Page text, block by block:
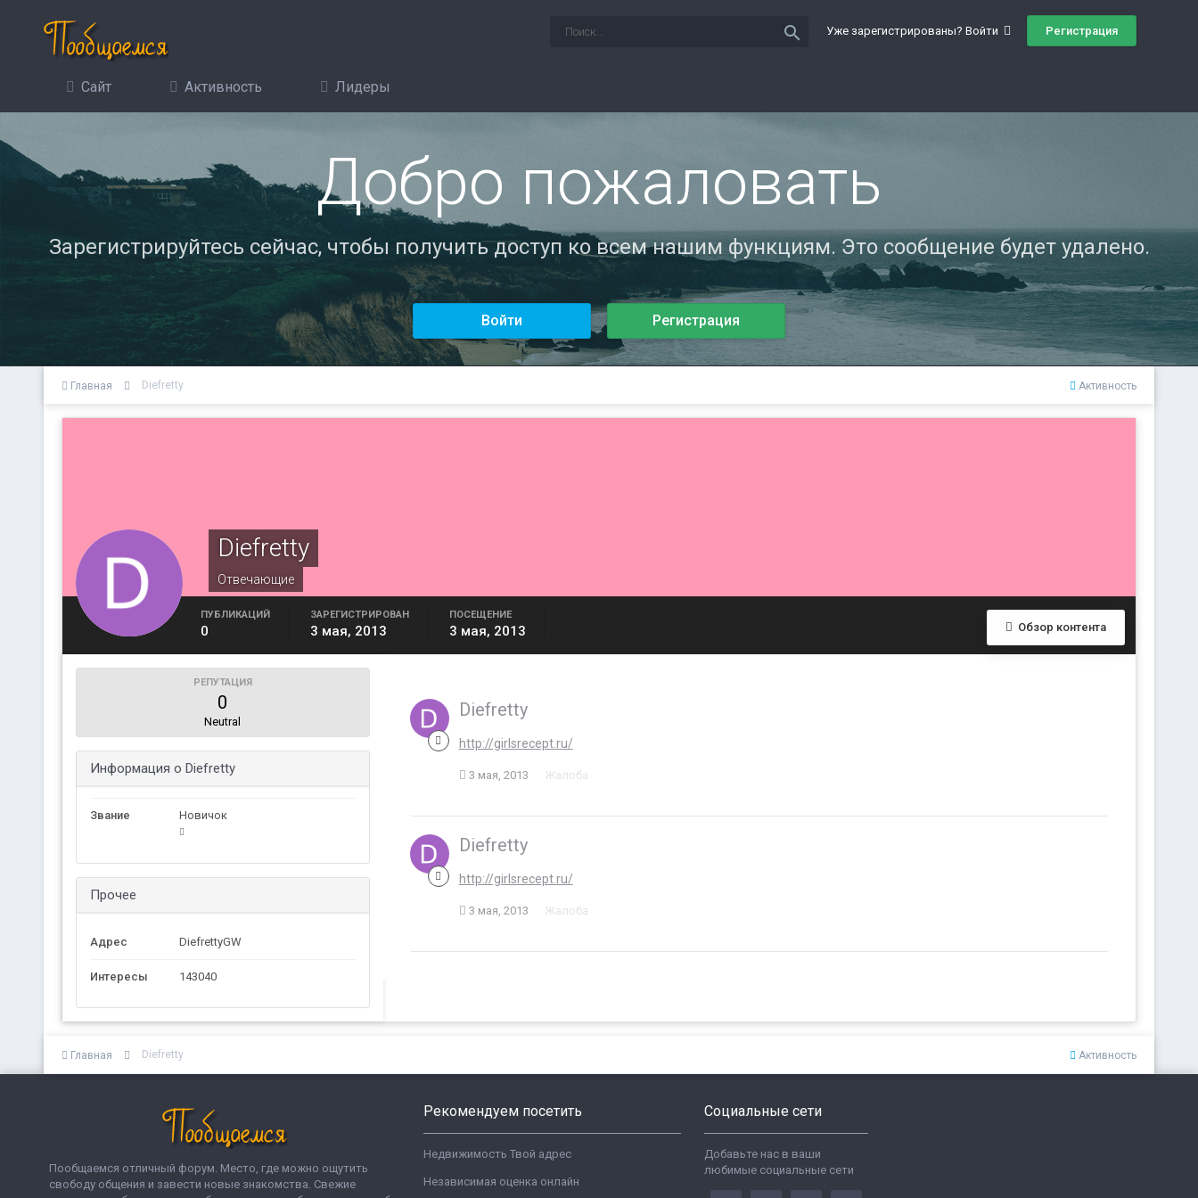
Уже зарегистрированы? Войти Регистрация
search
Сайт Активность Лидеры
Добро пожаловать
Зарегистрируйтесь сейчас, чтобы получить доступ ко всем нашим функциям. Это сообщение будет удалено.
Войти Регистрация
Активность
Главная Diefretty
Diefretty
Отвечающие
Обзор контента
ПУБЛИКАЦИЙ
0
ЗАРЕГИСТРИРОВАН
3 мая, 2013
ПОСЕЩЕНИЕ
3 мая, 2013
РЕПУТАЦИЯ
0
Neutral
Информация о Diefretty
Звание Новичок
Прочее
Адрес DiefrettyGW
Интересы 143040
Diefretty
http://girlsrecept.ru/
3 мая, 2013 Жалоба
Diefretty
http://girlsrecept.ru/
3 мая, 2013 Жалоба
Активность
Главная Diefretty
Пообщаемся отличный форум. Место, где можно ощутить
свободу общения и завести новые знакомства. Свежие
Рекомендуем посетить
Недвижимость Твой адрес
Независимая оценка онлайн
Социальные сети
Добавьте нас в ваши
любимые социальные сети